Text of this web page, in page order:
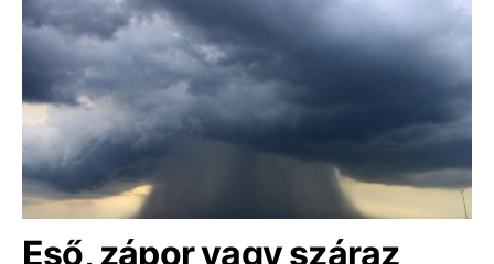
Eső, zápor vagy száraz